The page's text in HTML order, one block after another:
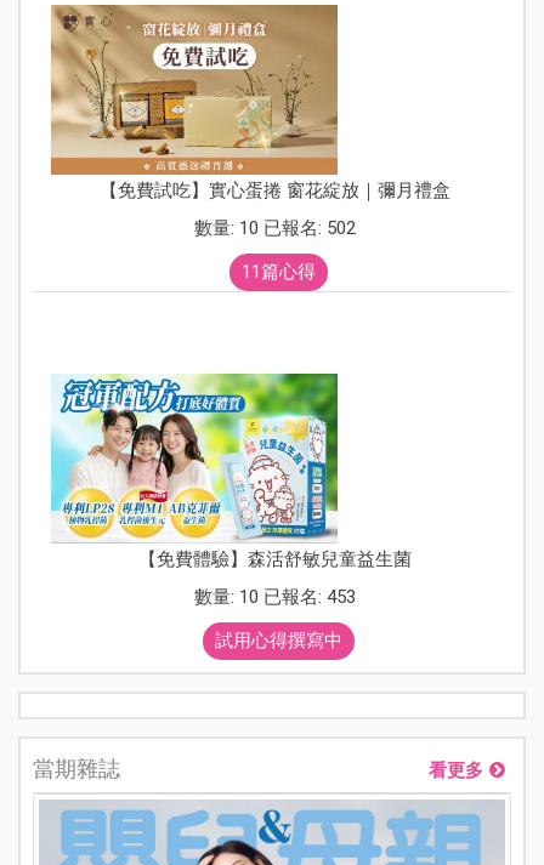
【免費試吃】實心蛋捲 窗花綻放｜彌月禮盒
數量: 10 已報名: 502
11篇心得
【免費體驗】森活舒敏兒童益生菌
數量: 10 已報名: 453
試用心得撰寫中
當期雜誌 看更多